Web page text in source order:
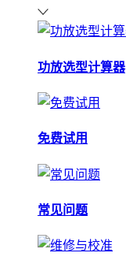
功放选型计算器
免费试用
常见问题